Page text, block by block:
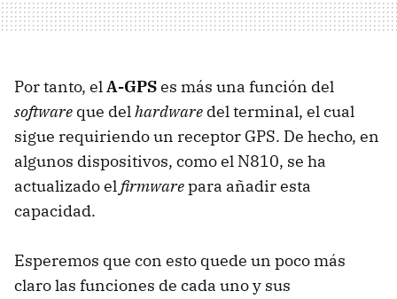
Por tanto, elA-GPSes más una función del
software que delhardware del terminal, el cual
sigue requiriendo un receptor GPS. De hecho, en
algunos dispositivos, como el N810, se ha
actualizado elfirmwarepara añadir esta
capacidad.
Esperemos que con esto quede un poco más
claro las funciones de cada uno y sus